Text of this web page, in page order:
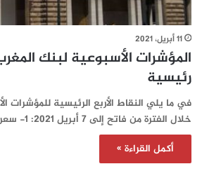
11 أبريل، 2021
المؤشرات الأسبوعية لبنك
رئيسية
في ما يلي النقاط الأربع الرئيسية للمؤشرات
خلال الفترة من فاتح إلى 7 أبريل 2021: 1- سعر…
أكمل القراءة »